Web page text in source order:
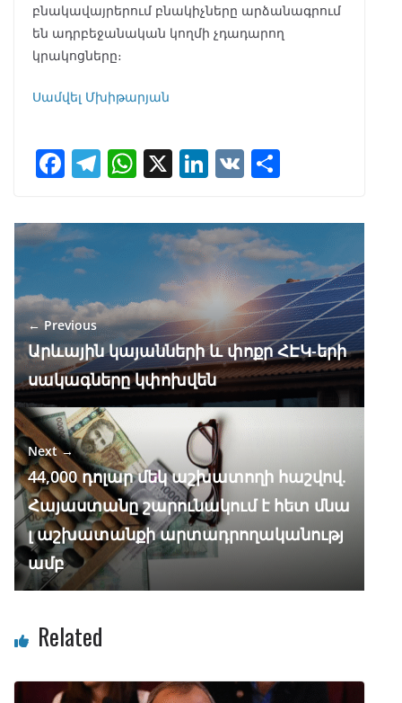
բնակավայրերում բնակիչները արձանագրում
են ադրբեջանական կողմի չդադարող
կրակոցները։
Սամվել Մխիթարյան
F
e
b
o
o
k
T
e
m
W
at
s
A
p
p
X Li
k
e
dI
n
V
ar
e
← Previous
Արևային կայանների և փոքր ՀԷԿ-երի
սակագները կփոխվեն
Next →
44,000 դոլար մեկ աշխատողի հաշվով.
Հայաստանը շարունակում է հետ մնա
լ աշխատանքի արտադրողականությ
ամբ
Related